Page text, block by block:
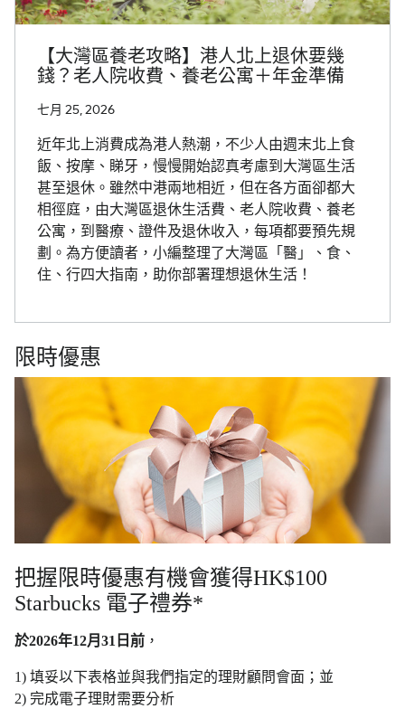
【大灣區養老攻略】港人北上退休要幾
錢？老人院收費、養老公寓＋年金準備
七月 25, 2026
近年北上消費成為港人熱潮，不少人由週末北上食
飯、按摩、睇牙，慢慢開始認真考慮到大灣區生活
甚至退休。雖然中港兩地相近，但在各方面卻都大
相徑庭，由大灣區退休生活費、老人院收費、養老
公寓，到醫療、證件及退休收入，每項都要預先規
劃。為方便讀者，小編整理了大灣區「醫」、食、
住、行四大指南，助你部署理想退休生活！
限時優惠
把握限時優惠有機會獲得HK$100
Starbucks 電子禮券*
於2026年12月31日前 ，
1) 填妥以下表格並與我們指定的理財顧問會面；並
2) 完成電子理財需要分析